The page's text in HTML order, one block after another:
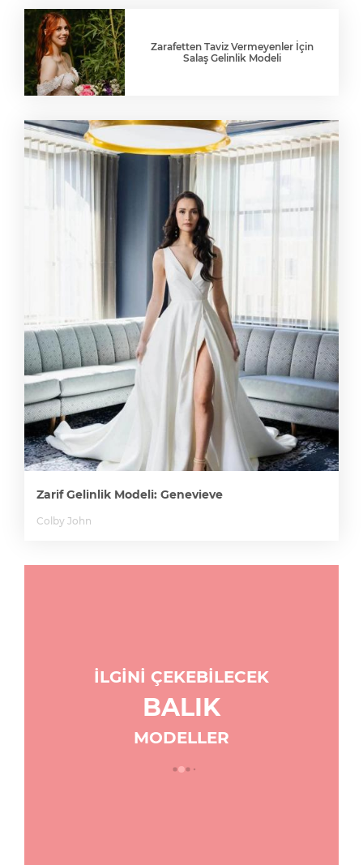
Zarafetten Taviz Vermeyenler İçin
Salaş Gelinlik Modeli
Zarif Gelinlik Modeli: Genevieve
Colby John
İLGİNİ ÇEKEBİLECEK
BALIK
MODELLER